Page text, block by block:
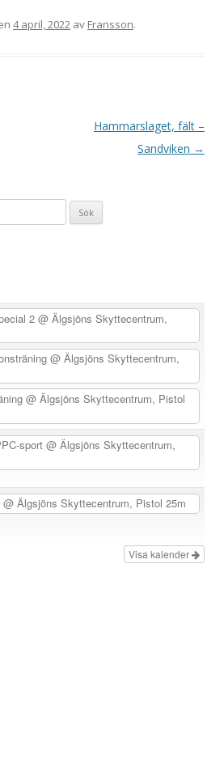
4 april, 2022 av Fransson.
Hammarslaget, fält –
Sandviken →
2 @ Älgsjöns Skyttecentrum,
@ Älgsjöns Skyttecentrum,
@ Älgsjöns Skyttecentrum, Pistol
sport @ Älgsjöns Skyttecentrum,
@ Älgsjöns Skyttecentrum, Pistol 25m
Visa kalender